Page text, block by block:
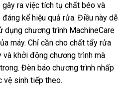
ra việc tích tụ chất béo và
kể hiệu quả rửa. Điều này dễ
dụng chương trình MachineCare
máy. Chỉ cần cho chất tẩy rửa
khởi động chương trình mà
Đèn báo chương trình nhấp
vệ sinh tiếp theo.